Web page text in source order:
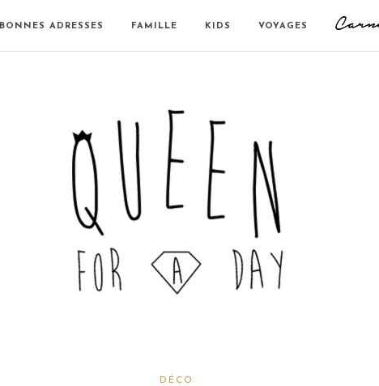
BONNES ADRESSES FAMILLE KIDS VOYAGES
DÉCO